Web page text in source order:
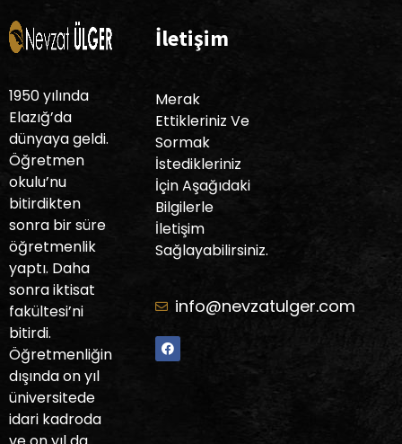
1950 yılında
Elazığ’da
dünyaya geldi.
Öğretmen
okulu’nu
bitirdikten
sonra bir süre
öğretmenlik
yaptı. Daha
sonra iktisat
fakültesi’ni
bitirdi.
Öğretmenliğin
dışında on yıl
üniversitede
idari kadroda
İletişim
Merak
Ettikleriniz Ve
Sormak
İstedikleriniz
İçin Aşağıdaki
Bilgilerle
İletişim
Sağlayabilirsiniz.
info@nevzatulger.com